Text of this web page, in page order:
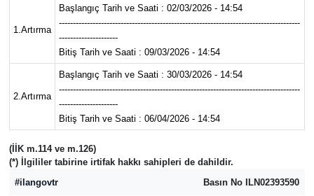
1.Artırma
Başlangıç Tarih ve Saati : 02/03/2026 - 14:54
--------------------------------------------------------------------------------------
---------------------
Bitiş Tarih ve Saati : 09/03/2026 - 14:54
2.Artırma
Başlangıç Tarih ve Saati : 30/03/2026 - 14:54
--------------------------------------------------------------------------------------
---------------------
Bitiş Tarih ve Saati : 06/04/2026 - 14:54
(İİK m.114 ve m.126)
(*) İlgililer tabirine irtifak hakkı sahipleri de dahildir.
#ilangovtr
Basın No ILN02393590